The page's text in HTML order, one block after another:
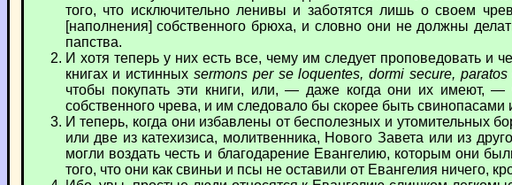
того, что исключительно ленивы и заботятся лишь о своем
[наполнения] собственного брюха, и словно они не должны
папства.
И хотя теперь у них есть все, чему им следует проповедовать и
книгах и истинныхsermons per se loquentes, dormi secure, paratos
чтобы покупать эти книги, или, — даже когда они их имеют,
собственного чрева, и им следовало бы скорее быть
И теперь, когда они избавлены от бесполезных и утомительных
или две из катехизиса, молитвенника, Нового Завета или из
могли воздать честь и благодарение Евангелию, которым они
того, что они как свиньи и псы не оставили от Евангелия ничего,